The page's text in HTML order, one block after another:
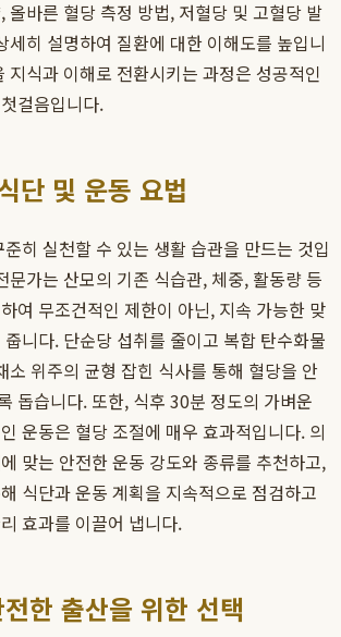
올바른 혈당 측정 방법, 저혈당 및 고혈당 발
세히 설명하여 질환에 대한 이해도를 높입니
지식과 이해로 전환시키는 과정은 성공적인
걸음입니다.
단 및 운동 요법
히 실천할 수 있는 생활 습관을 만드는 것입
문가는 산모의 기존 식습관, 체중, 활동량 등
여 무조건적인 제한이 아닌, 지속 가능한 맞
니다. 단순당 섭취를 줄이고 복합 탄수화물
소 위주의 균형 잡힌 식사를 통해 혈당을 안
돕습니다. 또한, 식후 30분 정도의 가벼운
운동은 혈당 조절에 매우 효과적입니다. 의
맞는 안전한 운동 강도와 종류를 추천하고,
식단과 운동 계획을 지속적으로 점검하고
효과를 이끌어 냅니다.
한 출산을 위한 선택